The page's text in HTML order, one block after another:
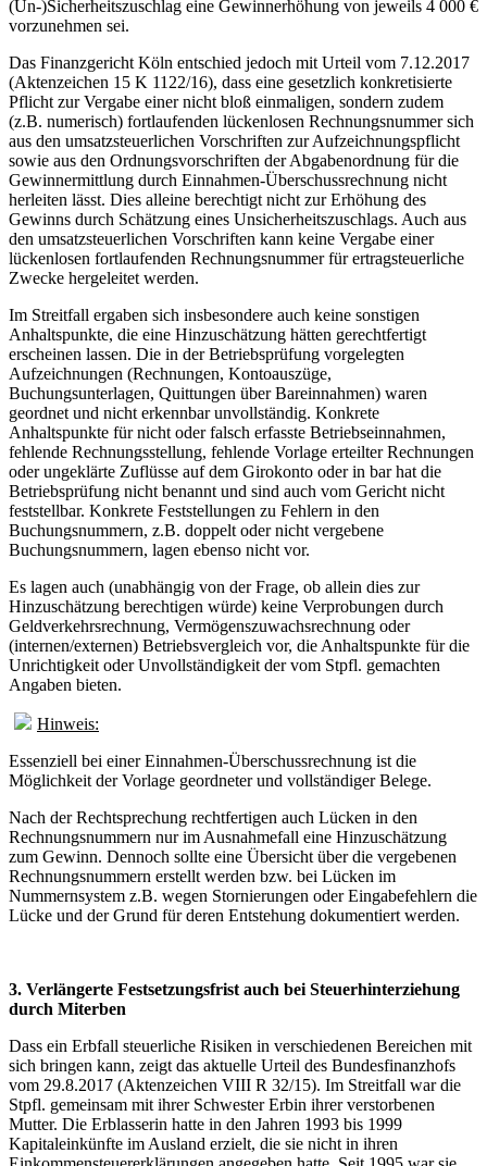
(Un-)Sicherheitszuschlag eine Gewinnerhöhung von jeweils 4 000 €
vorzunehmen sei.
Das Finanzgericht Köln entschied jedoch mit Urteil vom 7.12.2017
(Aktenzeichen 15 K 1122/16), dass eine gesetzlich konkretisierte
Pflicht zur Vergabe einer nicht bloß einmaligen, sondern zudem
(z.B. numerisch) fortlaufenden lückenlosen Rechnungsnummer sich
aus den umsatzsteuerlichen Vorschriften zur Aufzeichnungspflicht
sowie aus den Ordnungsvorschriften der Abgabenordnung für die
Gewinnermittlung durch Einnahmen-Überschussrechnung nicht
herleiten lässt. Dies alleine berechtigt nicht zur Erhöhung des
Gewinns durch Schätzung eines Unsicherheitszuschlags. Auch aus
den umsatzsteuerlichen Vorschriften kann keine Vergabe einer
lückenlosen fortlaufenden Rechnungsnummer für ertragsteuerliche
Zwecke hergeleitet werden.
Im Streitfall ergaben sich insbesondere auch keine sonstigen
Anhaltspunkte, die eine Hinzuschätzung hätten gerechtfertigt
erscheinen lassen. Die in der Betriebsprüfung vorgelegten
Aufzeichnungen (Rechnungen, Kontoauszüge,
Buchungsunterlagen, Quittungen über Bareinnahmen) waren
geordnet und nicht erkennbar unvollständig. Konkrete
Anhaltspunkte für nicht oder falsch erfasste Betriebseinnahmen,
fehlende Rechnungsstellung, fehlende Vorlage erteilter Rechnungen
oder ungeklärte Zuflüsse auf dem Girokonto oder in bar hat die
Betriebsprüfung nicht benannt und sind auch vom Gericht nicht
feststellbar. Konkrete Feststellungen zu Fehlern in den
Buchungsnummern, z.B. doppelt oder nicht vergebene
Buchungsnummern, lagen ebenso nicht vor.
Es lagen auch (unabhängig von der Frage, ob allein dies zur
Hinzuschätzung berechtigen würde) keine Verprobungen durch
Geldverkehrsrechnung, Vermögenszuwachsrechnung oder
(internen/externen) Betriebsvergleich vor, die Anhaltspunkte für die
Unrichtigkeit oder Unvollständigkeit der vom Stpfl. gemachten
Angaben bieten.
Hinweis:
Essenziell bei einer Einnahmen-Überschussrechnung ist die
Möglichkeit der Vorlage geordneter und vollständiger Belege.
Nach der Rechtsprechung rechtfertigen auch Lücken in den
Rechnungsnummern nur im Ausnahmefall eine Hinzuschätzung
zum Gewinn. Dennoch sollte eine Übersicht über die vergebenen
Rechnungsnummern erstellt werden bzw. bei Lücken im
Nummernsystem z.B. wegen Stornierungen oder Eingabefehlern die
Lücke und der Grund für deren Entstehung dokumentiert werden.
3. Verlängerte Festsetzungsfrist auch bei Steuerhinterziehung
durch Miterben
Dass ein Erbfall steuerliche Risiken in verschiedenen Bereichen mit
sich bringen kann, zeigt das aktuelle Urteil des Bundesfinanzhofs
vom 29.8.2017 (Aktenzeichen VIII R 32/15). Im Streitfall war die
Stpfl. gemeinsam mit ihrer Schwester Erbin ihrer verstorbenen
Mutter. Die Erblasserin hatte in den Jahren 1993 bis 1999
Kapitaleinkünfte im Ausland erzielt, die sie nicht in ihren